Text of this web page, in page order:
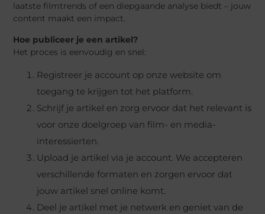
laatste filmtrends of een diepgaande analyse biedt – jouw
content maakt een impact.
Hoe publiceer je een artikel?
Het proces is eenvoudig en snel:
Registreer je account op onze website om
toegang te krijgen tot het platform.
Schrijf je artikel en zorg ervoor dat het relevant is
voor onze doelgroep van film- en media-
interessierten.
Upload je artikel via je account. We accepteren
verschillende formaten en zorgen ervoor dat
jouw artikel snel online komt.
Deel je artikel met je netwerk en geniet van de